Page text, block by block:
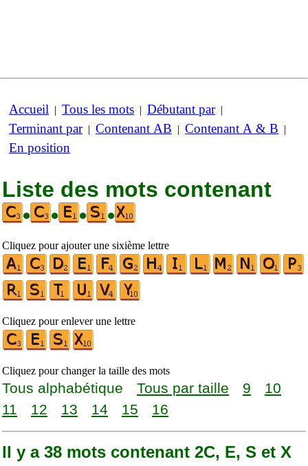
Accueil | Tous les mots | Débutant par|
Terminant par| Contenant AB | Contenant A & B |
En position
Liste des mots contenant
•
• • •
Cliquez pour ajouter une sixième lettre
Cliquez pour enlever une lettre
Cliquez pour changer la taille des mots
Tous alphabétique Tous par taille 9
10
11
12 13 14 15 16
Il y a 38 mots contenant 2C, E, S et X